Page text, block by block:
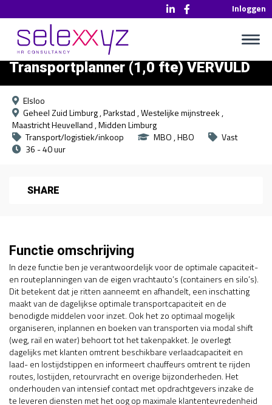
Inloggen
Transportplanner (1,0 fte) VERVULD
Elsloo
Geheel Zuid Limburg Parkstad Westelijke mijnstreek
Maastricht Heuvelland Midden Limburg
Transport/logistiek/inkoop
MBO HBO
Vast
36 - 40 uur
SHARE
Functie omschrijving
In deze functie ben je verantwoordelijk voor de optimale capaciteit-
en routeplanningen van de eigen vrachtauto’s (containers en silo’s).
Dit betekent dat je ritten aanneemt en afhandelt, een inschatting
maakt van de dagelijkse optimale transportcapaciteit en de
benodigde middelen voor inzet. Ook het zo optimaal mogelijk
organiseren, inplannen en boeken van transporten via modal shift
(weg, rail en water) behoort tot het takenpakket. Je overlegt
dagelijks met klanten omtrent beschikbare verlaadcapaciteit en
laad- en lostijdstippen en informeert chauffeurs omtrent te rijden
routes, lostijden, retourvracht en overige bijzonderheden. Het
onderhouden van intensief contact met opdrachtgevers inzake de
te leveren diensten met het oog op maximale klantentevredenheid